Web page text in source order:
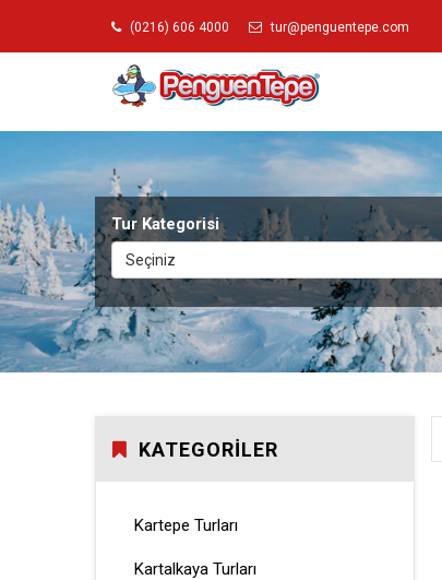
(0216) 606 4000 tur@penguentepe.com
Tur Kategorisi
Seçiniz
KATEGORILER
Kartepe Turları
Kartalkaya Turları